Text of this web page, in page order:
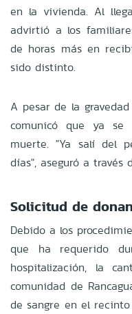
en la vivienda. Al
advirtió a los
de horas más en
sido distinto.
A pesar de la
comunicó que ya se
muerte. "Ya salí del
días", aseguró a través
Solicitud de
Debido a los
que ha requerido
hospitalización, la
comunidad de
de sangre en el